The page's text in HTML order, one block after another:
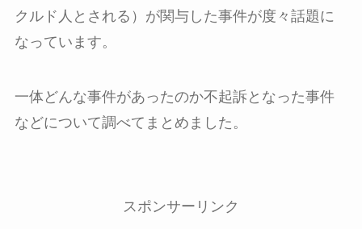
クルド人とされる）が関与した事件が度々話題に
なっています。
一体どんな事件があったのか不起訴となった事件
などについて調べてまとめました。
スポンサーリンク